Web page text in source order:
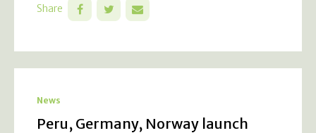
Share
News
Peru, Germany, Norway launch